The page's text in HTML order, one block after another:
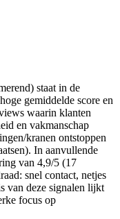
staat in de
gemiddelde score en
waarin klanten
en vakmanschap
kranen ontstoppen
In aanvullende
van 4,9/5 (17
snel contact, netjes
van deze signalen lijkt
focus op